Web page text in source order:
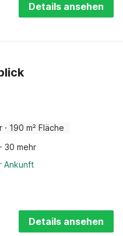
Details ansehen
· 190 m² Fläche
30 mehr
Ankunft
Details ansehen